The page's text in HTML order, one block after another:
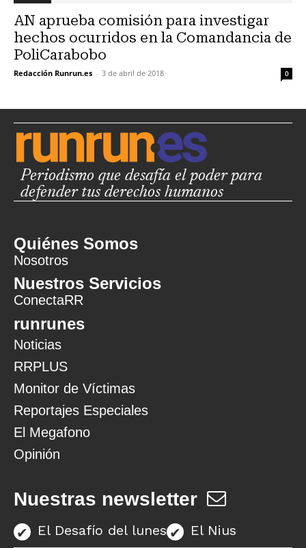
AN aprueba comisión para investigar
hechos ocurridos en la Comandancia de
PoliCarabobo
Redacción Runrun.es - 3 de abril de 2018 0
Periodismo que desafía el poder para
defender tus derechos humanos
Quiénes Somos
Nosotros
Nuestros Servicios
ConectaRR
runrunes
Noticias
RRPLUS
Monitor de Víctimas
Reportajes Especiales
El Megafono
Opinión
Nuestras newsletter
El Desafío del lunes El Nius